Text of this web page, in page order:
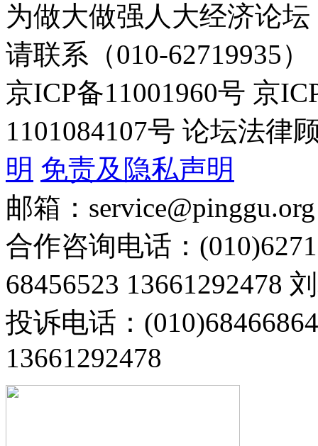
为做大做强人大经济论
请联系（010-62719935）
京ICP备11001960号 京
1101084107号 论坛法律
明 免责及隐私声明
邮箱：service@pinggu.org
合作咨询电话：
68456523 13661292478
投诉电话：
13661292478